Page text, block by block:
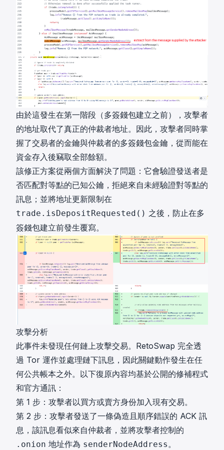
由於這發生在第一階段（多簽錢包建立之前），攻擊者
的地址取代了真正的仲裁者地址。因此，攻擊者同時掌
握了交易者的金鑰與仲裁者的多簽錢包金鑰，從而能在
資金存入後竊取全部餘額。
該修正方案從兩個方面解決了問題：它會驗證發送者是
否匹配對等點的已知公鑰，拒絕來自未經驗證對等點的
訊息；並將地址更新限制在
trade.isDepositRequested() 之後，防止在多
簽錢包建立前發生覆寫。
攻擊分析
此事件未發現任何鏈上攻擊交易。RetoSwap 完全透
過 Tor 運作並處理鏈下訊息，因此關鍵動作發生在任
何公共帳本之外。以下復原內容均基於公開的修補程式
和官方通訊：
第 1 步：攻擊者以買方或賣方身份加入現有交易。
第 2 步：攻擊者發送了一條偽造且順序錯誤的 ACK 訊
息，該訊息看似來自仲裁者，並將攻擊者控制的
.onion 地址作為 senderNodeAddress。